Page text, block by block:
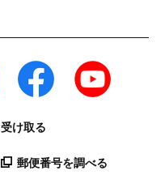
受け取る
郵便番号を調べる